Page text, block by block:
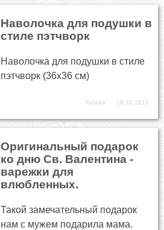
Наволочка для подушки в
стиле пэтчворк
Наволочка для подушки в стиле
пэтчворк (36x36 см)
Yuseka 19.10.2011
Оригинальный подарок
ко дню Св. Валентина -
варежки для
влюбленных.
Такой замечательный подарок
нам с мужем подарила мама.